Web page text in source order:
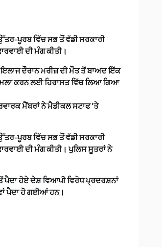
ਪੂਰਬ ਵਿੱਚ ਸਭ ਤੋਂ ਵੱਡੀ ਸਰਕਾਰੀ
ਦੀ ਮੰਗ ਕੀਤੀ।
ਦੌਰਾਨ ਮਰੀਜ਼ ਦੀ ਮੌਤ ਤੋਂ ਬਾਅਦ ਇੱਕ
ਕਰਨ ਲਈ ਹਿਰਾਸਤ ਵਿੱਚ ਲਿਆ ਗਿਆ
ਮੈਂਬਰਾਂ ਨੇ ਮੈਡੀਕਲ ਸਟਾਫ ‘ਤੇ
ਪੂਰਬ ਵਿੱਚ ਸਭ ਤੋਂ ਵੱਡੀ ਸਰਕਾਰੀ
ਦੀ ਮੰਗ ਕੀਤੀ। ਪੁਲਿਸ ਸੂਤਰਾਂ ਨੇ
ਹੋਏ ਦੇਸ਼ ਵਿਆਪੀ ਵਿਰੋਧ ਪ੍ਰਦਰਸ਼ਨਾਂ
ਪੈਦਾ ਹੋ ਗਈਆਂ ਹਨ।